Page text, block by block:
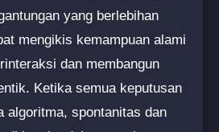
yang berlebihan
mengikis kemampuan alami
dan membangun
Ketika semua keputusan
algoritma, spontanitas dan